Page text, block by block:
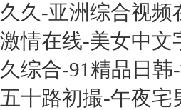
久久-亚洲综合视
激情在线-美女中文
久综合-91精品日
五十路初撮-午夜宅